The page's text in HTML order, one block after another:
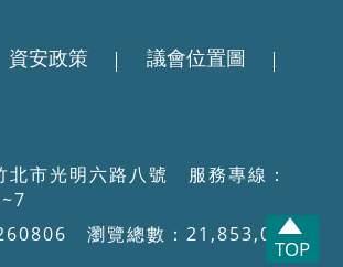
資安政策 議會位置圖
北市光明六路八號 服務專線：
瀏覽總數：21,853,053
TOP